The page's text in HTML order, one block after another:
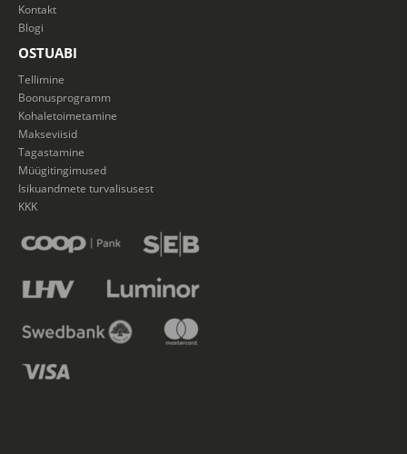
Kontakt
Blogi
OSTUABI
Tellimine
Boonusprogramm
Kohaletoimetamine
Makseviisid
Tagastamine
Müügitingimused
Isikuandmete turvalisusest
KKK